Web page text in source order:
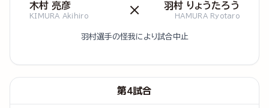
木村 亮彦
KIMURA Akihiro × 羽村 りょうたろう
HAMURA Ryotaro
羽村選手の怪我により試合中止
第4試合